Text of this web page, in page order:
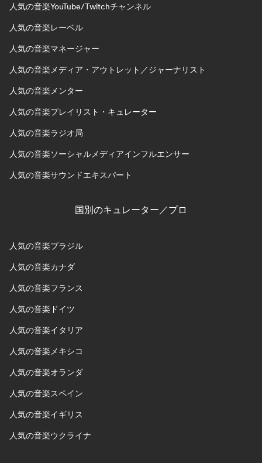
人気の音楽YouTube/Twitchチャンネル
人気の音楽レーベル
人気の音楽マネージャー
人気の音楽メディア・アウトレット／ジャーナリスト
人気の音楽メンター
人気の音楽プレイリスト・キュレーター
人気の音楽ラジオ局
人気の音楽ソーシャルメディアインフルエンサー
人気の音楽サウンドエキスパート
国別のキュレーター／プロ
人気の音楽ブラジル
人気の音楽カナダ
人気の音楽フランス
人気の音楽ドイツ
人気の音楽イタリア
人気の音楽メキシコ
人気の音楽オランダ
人気の音楽スペイン
人気の音楽イギリス
人気の音楽ウクライナ